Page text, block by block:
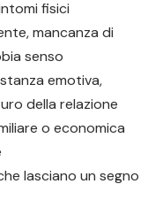
fisici
mancanza di
senso
emotiva,
della relazione
o economica
lasciano un segno